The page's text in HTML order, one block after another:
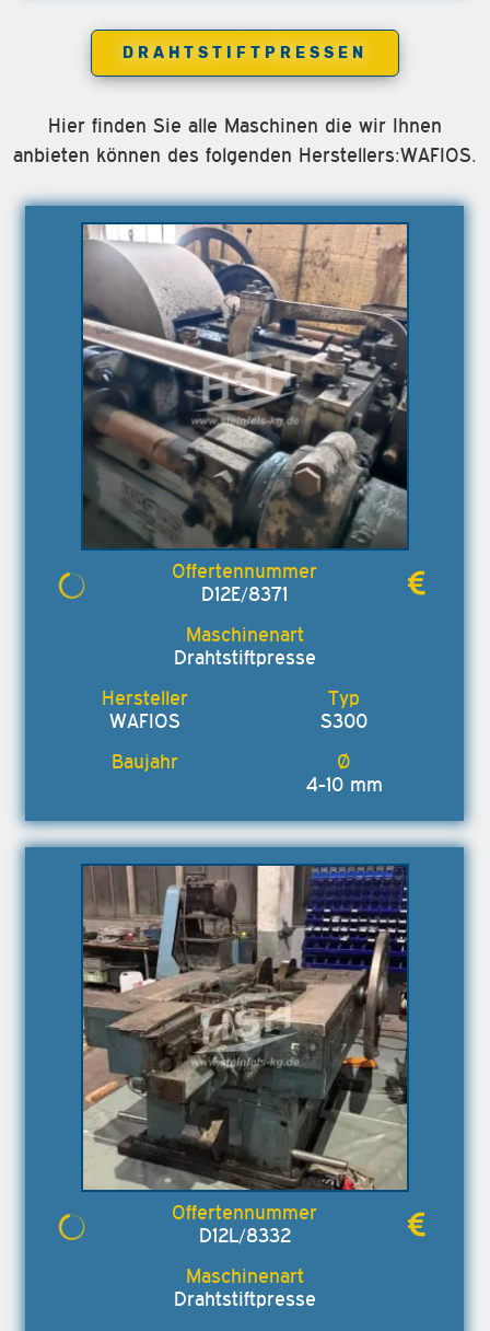
DRAHTSTIFTPRESSEN
Hier finden Sie alle Maschinen die wir Ihnen
anbieten können des folgenden Herstellers:WAFIOS.
D12E/8371
Drahtstiftpresse
WAFIOS S300
4-10 mm
D12L/8332
Drahtstiftpresse